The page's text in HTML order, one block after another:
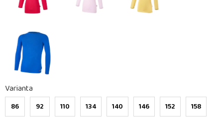
Varianta
86 92 110 134 140 146 152 158